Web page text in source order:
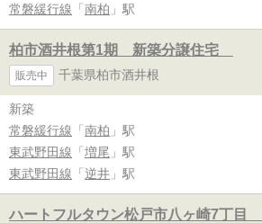
常磐緩行線 「 南柏 」駅
柏市酒井根第1期 新築分譲住宅
販売中 千葉県柏市酒井根
新築
常磐緩行線 「 南柏 」駅
東武野田線 「 増尾 」駅
東武野田線 「 逆井 」駅
ハートフルタウン松戸市八ヶ崎7丁目